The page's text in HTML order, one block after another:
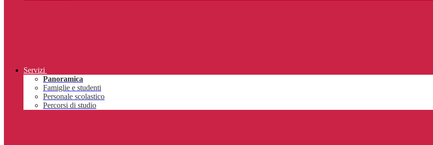
Servizi
Panoramica
Famiglie e studenti
Personale scolastico
Percorsi di studio